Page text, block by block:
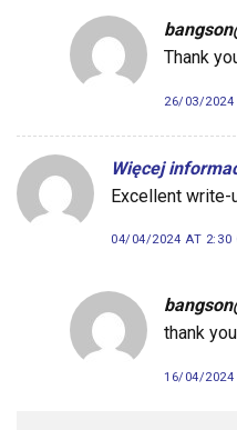
Thank
26/03/2024
Więcej
Excellent write-
04/04/2024 AT 2:30
thank
16/04/2024